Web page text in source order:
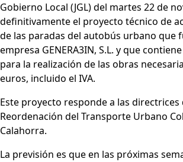
Gobierno Local (JGL) del martes 22 de
definitivamente el proyecto técnico de
de las paradas del autobús urbano que
empresa GENERA3IN, S.L. y que
para la realización de las obras
euros, incluido el IVA.
Este proyecto responde a las directrices
Reordenación del Transporte Urbano
Calahorra.
La previsión es que en las próximas